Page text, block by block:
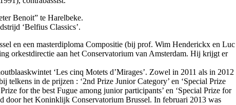
Benoit” te Harelbeke.
‘Belfius Classics’.
en een masterdiploma Compositie (bij prof. Wim Henderickx en Luc
orkestdirectie aan het Conservatorium van Amsterdam. Hij krijgt er
‘Les cinq Motets d’Mirages’. Zowel in 2011 als in 2012
in de prijzen : ‘2nd Prize Junior Category’ en ‘Special Prize
for the best Fugue among junior participants’ en ‘Special Prize for
door het Koninklijk Conservatorium Brussel. In februari 2013 was